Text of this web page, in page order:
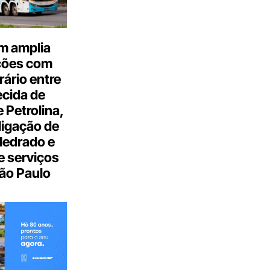
amplia
com
entre
de
Petrolina,
de
e
serviços
Paulo